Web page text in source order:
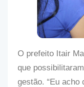
O prefeito Itair
que
gestão. “Eu